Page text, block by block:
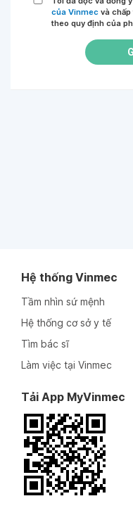
của Vinmec và chấp
theo quy định của
Hệ thống Vinmec
Tầm nhìn sứ mệnh
Hệ thống cơ sở y tế
Tìm bác sĩ
Làm việc tại Vinmec
Tải App MyVinmec